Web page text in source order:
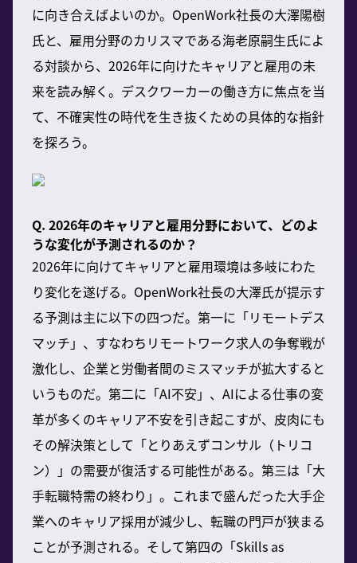
に向き合えばよいのか。OpenWork社長の大澤陽樹
氏と、雇用分野のカリスマである海老原嗣生氏によ
る対談から、2026年に向けたキャリアと雇用の未
来を読み解く。デスクワーカーの働き方に焦点を当
て、不確実性の時代を生き抜くための具体的な指針
を探ろう。
Q. 2026年のキャリアと雇用分野において、どのよ
うな変化が予測されるのか？
2026年に向けてキャリアと雇用環境は多岐にわた
り変化を遂げる。OpenWork社長の大澤氏が提示す
る予測は主に以下の四つだ。第一に「リモートデス
マッチ」、すなわちリモートワーク求人の争奪戦が
激化し、企業と労働者間のミスマッチが拡大すると
いうものだ。第二に「AI不安」、AIによる仕事の変
革が多くのキャリア不安を引き起こすが、皮肉にも
その解決策として「とりあえずコンサル（トリコ
ン）」の需要が復活する可能性がある。第三は「大
手転職特需の終わり」。これまで盛んだった大手企
業へのキャリア採用が減少し、転職の門戸が狭まる
ことが予測される。そして第四の「Skills as